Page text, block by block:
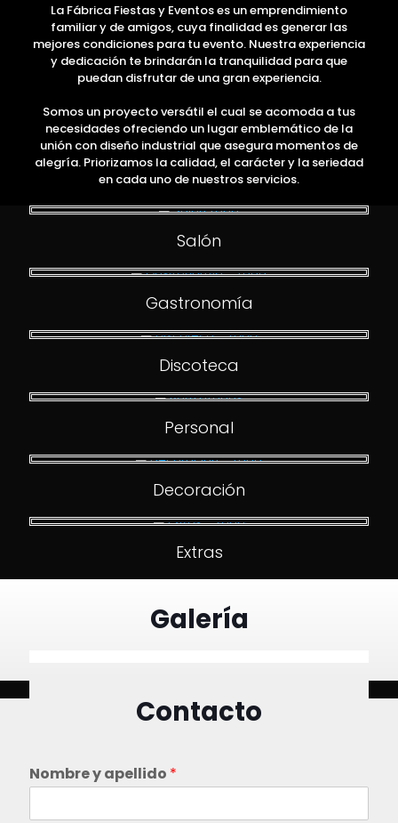
La Fábrica Fiestas y Eventos es un emprendimiento
familiar y de amigos, cuya finalidad es generar las
mejores condiciones para tu evento. Nuestra experiencia
y dedicación te brindarán la tranquilidad para que
puedan disfrutar de una gran experiencia.
Somos un proyecto versátil el cual se acomoda a tus
necesidades ofreciendo un lugar emblemático de la
unión con diseño industrial que asegura momentos de
alegría. Priorizamos la calidad, el carácter y la seriedad
en cada uno de nuestros servicios.
Salón
Gastronomía
Discoteca
Personal
Decoración
Extras
Galería
Contacto
Nombre y apellido *